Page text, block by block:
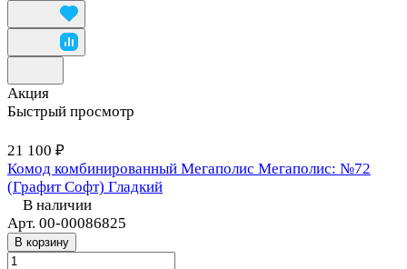
Акция
Быстрый просмотр
21 100 ₽
Комод комбинированный Мегаполис Мегаполис: №72
(Графит Софт) Гладкий
В наличии
Арт. 00-00086825
В корзину